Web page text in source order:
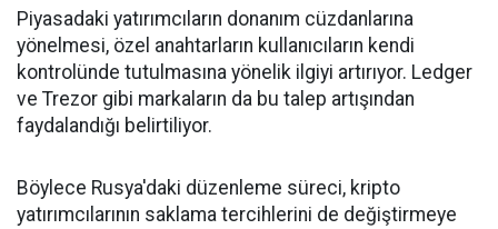
Piyasadaki yatırımcıların donanım cüzdanlarına
yönelmesi, özel anahtarların kullanıcıların kendi
kontrolünde tutulmasına yönelik ilgiyi artırıyor. Ledger
ve Trezor gibi markaların da bu talep artışından
faydalandığı belirtiliyor.
Böylece Rusya'daki düzenleme süreci, kripto
yatırımcılarının saklama tercihlerini de değiştirmeye